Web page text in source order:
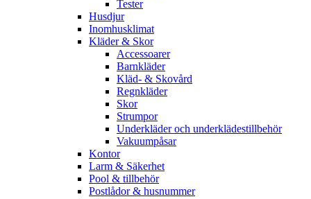
Tester
Husdjur
Inomhusklimat
Kläder & Skor
Accessoarer
Barnkläder
Kläd- & Skovård
Regnkläder
Skor
Strumpor
Underkläder och underklädestillbehör
Vakuumpåsar
Kontor
Larm & Säkerhet
Pool & tillbehör
Postlådor & husnummer